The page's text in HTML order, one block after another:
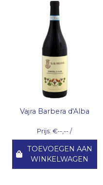
Vajra Barbera d'Alba
Prijs: €--,-- /
TOEVOEGEN AAN
WINKELWAGEN